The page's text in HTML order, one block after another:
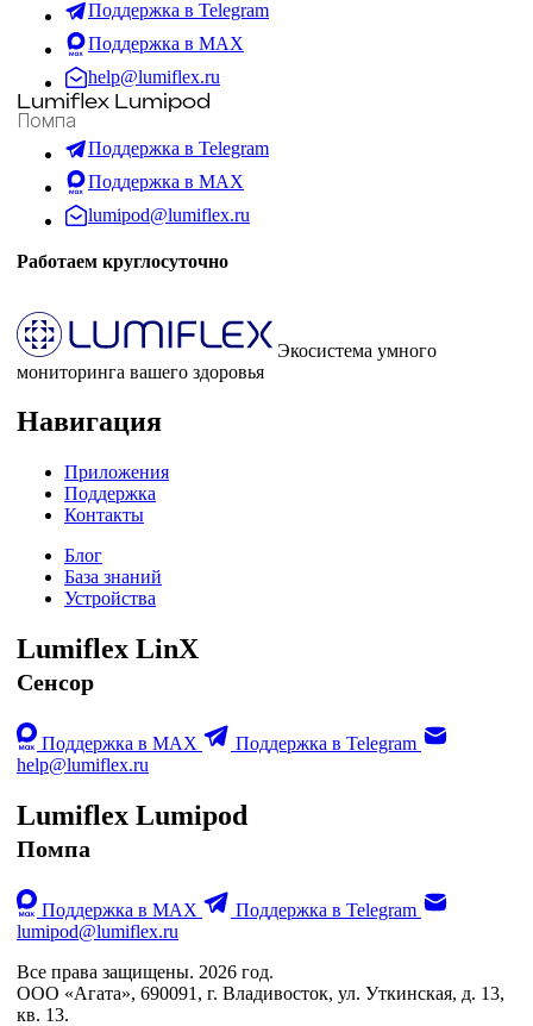
Поддержка в Telegram
Поддержка в MAX
help@lumiflex.ru
Lumiflex Lumipod
Помпа
Поддержка в Telegram
Поддержка в MAX
lumipod@lumiflex.ru
Работаем круглосуточно
Экосистема умного
мониторинга вашего здоровья
Навигация
Приложения
Поддержка
Контакты
Блог
База знаний
Устройства
Lumiflex LinX
Сенсор
Поддержка в MAX
Поддержка в Telegram
help@lumiflex.ru
Lumiflex Lumipod
Помпа
Поддержка в MAX
Поддержка в Telegram
lumipod@lumiflex.ru
Все права защищены. 2026 год.
ООО «Агата», 690091, г. Владивосток, ул. Уткинская, д. 13,
кв. 13.